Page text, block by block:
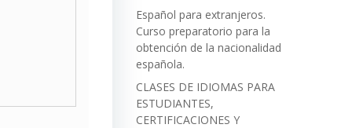
Español para extranjeros.
Curso preparatorio para la
obtención de la nacionalidad
española.
CLASES DE IDIOMAS PARA
ESTUDIANTES,
CERTIFICACIONES Y